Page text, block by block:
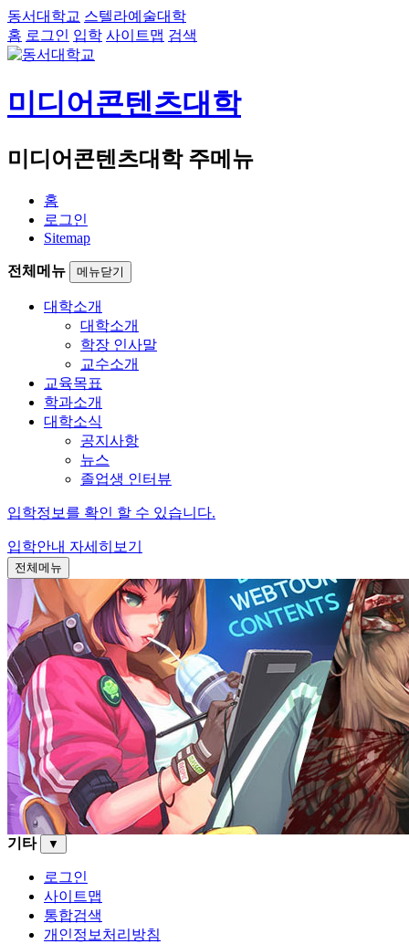
동서대학교 스텔라예술대학
홈 로그인 입학 사이트맵 검색
미디어콘텐츠대학
미디어콘텐츠대학 주메뉴
홈
로그인
Sitemap
전체메뉴 메뉴닫기
대학소개
대학소개
학장 인사말
교수소개
교육목표
학과소개
대학소식
공지사항
뉴스
졸업생 인터뷰
입학정보를 확인 할 수 있습니다.
입학안내 자세히보기
전체메뉴
기타 ▼
로그인
사이트맵
통합검색
개인정보처리방침